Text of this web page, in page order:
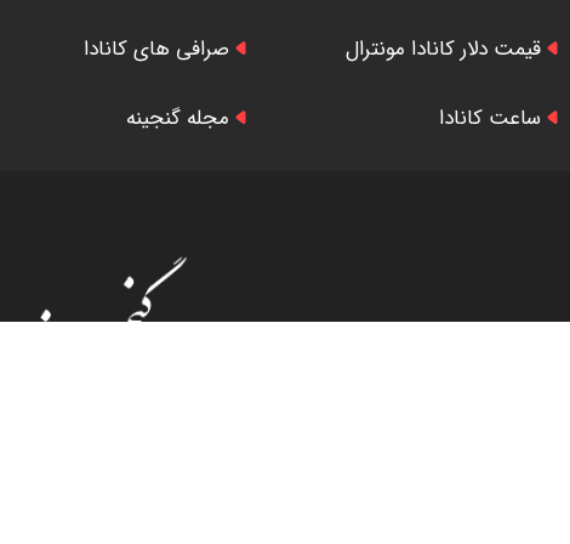
قیمت دلار کانادا مونترال صرافی های کانادا
ساعت کانادا مجله گنجینه